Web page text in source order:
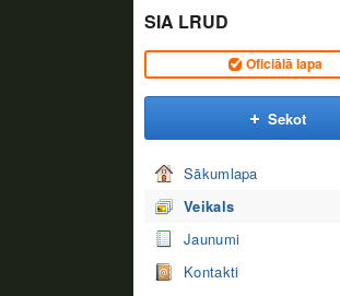
SIA LRUD
Oficiālā lapa
Sekot
Sākumlapa
Veikals
Jaunumi
Kontakti